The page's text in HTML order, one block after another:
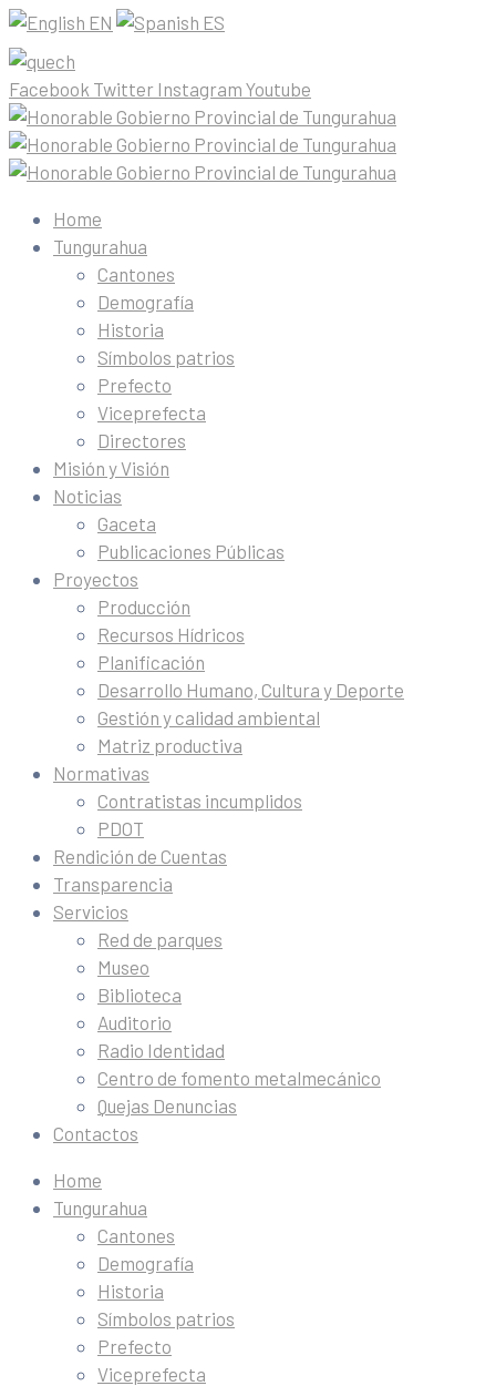
EN ES
Facebook Twitter Instagram Youtube
Home
Tungurahua
Cantones
Demografía
Historia
Símbolos patrios
Prefecto
Viceprefecta
Directores
Misión y Visión
Noticias
Gaceta
Publicaciones Públicas
Proyectos
Producción
Recursos Hídricos
Planificación
Desarrollo Humano, Cultura y Deporte
Gestión y calidad ambiental
Matriz productiva
Normativas
Contratistas incumplidos
PDOT
Rendición de Cuentas
Transparencia
Servicios
Red de parques
Museo
Biblioteca
Auditorio
Radio Identidad
Centro de fomento metalmecánico
Quejas Denuncias
Contactos
Home
Tungurahua
Cantones
Demografía
Historia
Símbolos patrios
Prefecto
Viceprefecta